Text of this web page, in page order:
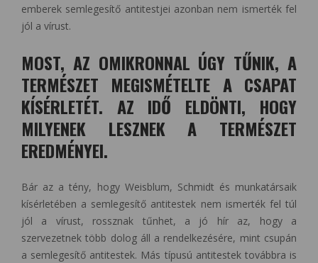
emberek semlegesítő antitestjei azonban nem ismerték fel
jól a vírust.
MOST, AZ OMIKRONNAL ÚGY TŰNIK, A
TERMÉSZET MEGISMÉTELTE A CSAPAT
KÍSÉRLETÉT. AZ IDŐ ELDÖNTI, HOGY
MILYENEK LESZNEK A TERMÉSZET
EREDMÉNYEI.
Bár az a tény, hogy Weisblum, Schmidt és munkatársaik
kísérletében a semlegesítő antitestek nem ismerték fel túl
jól a vírust, rossznak tűnhet, a jó hír az, hogy a
szervezetnek több dolog áll a rendelkezésére, mint csupán
a semlegesítő antitestek. Más típusú antitestek továbbra is